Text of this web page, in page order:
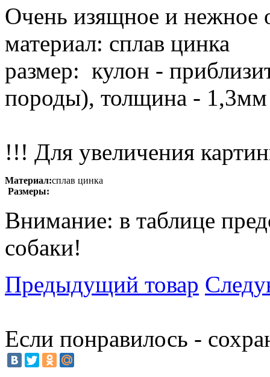
Очень изящное и нежное
материал: сплав цинка
размер: кулон -
породы), толщина -
!!! Для увеличения
Материал:сплав цинка
Размеры:
Внимание: в таблице
собаки!
Предыдущий товар
Если понравилось -